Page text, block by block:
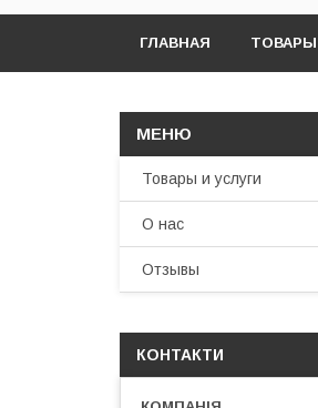
ГЛАВНАЯ ТОВАРЫ
Товары и услуги
О нас
Отзывы
КОНТАКТИ